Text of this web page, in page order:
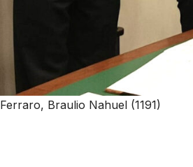
Ferraro, Braulio Nahuel (1191)